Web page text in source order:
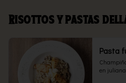
Risottos y pastas
en